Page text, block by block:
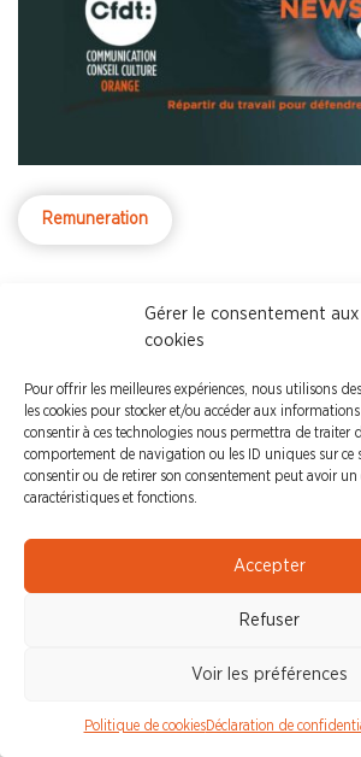
Gérer le consentement aux
cookies
Pour offrir les meilleures expériences, nous utilisons
les cookies pour stocker et/ou accéder aux
consentir à ces technologies nous permettra de traiter
comportement de navigation ou les ID uniques sur ce
consentir ou de retirer son consentement peut avoir
caractéristiques et fonctions.
Accepter
Refuser
Voir les préférences
Politique de cookiesDéclaration de
Remuneration
RSE, PASSER D’UN
UNE ÉVOLUTION DU MODÈLE
D’ENTREPRISE
Fév. 23 -En septembre dernier,
quatre propositions pour plus de
dialogue social lors de son
rentrée.